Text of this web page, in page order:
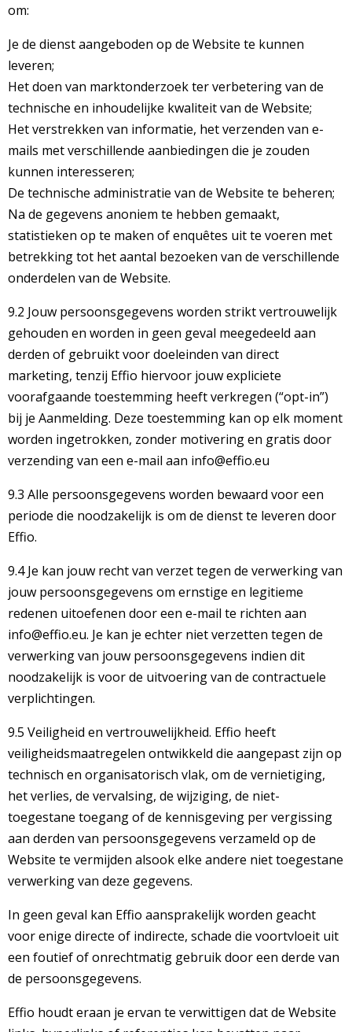
om:
Je de dienst aangeboden op de Website te kunnen
leveren;
Het doen van marktonderzoek ter verbetering van de
technische en inhoudelijke kwaliteit van de Website;
Het verstrekken van informatie, het verzenden van e-
mails met verschillende aanbiedingen die je zouden
kunnen interesseren;
De technische administratie van de Website te beheren;
Na de gegevens anoniem te hebben gemaakt,
statistieken op te maken of enquêtes uit te voeren met
betrekking tot het aantal bezoeken van de verschillende
onderdelen van de Website.
9.2 Jouw persoonsgegevens worden strikt vertrouwelijk
gehouden en worden in geen geval meegedeeld aan
derden of gebruikt voor doeleinden van direct
marketing, tenzij Effio hiervoor jouw expliciete
voorafgaande toestemming heeft verkregen (“opt-in”)
bij je Aanmelding. Deze toestemming kan op elk moment
worden ingetrokken, zonder motivering en gratis door
verzending van een e-mail aan info@effio.eu
9.3 Alle persoonsgegevens worden bewaard voor een
periode die noodzakelijk is om de dienst te leveren door
Effio.
9.4 Je kan jouw recht van verzet tegen de verwerking van
jouw persoonsgegevens om ernstige en legitieme
redenen uitoefenen door een e-mail te richten aan
info@effio.eu. Je kan je echter niet verzetten tegen de
verwerking van jouw persoonsgegevens indien dit
noodzakelijk is voor de uitvoering van de contractuele
verplichtingen.
9.5 Veiligheid en vertrouwelijkheid. Effio heeft
veiligheidsmaatregelen ontwikkeld die aangepast zijn op
technisch en organisatorisch vlak, om de vernietiging,
het verlies, de vervalsing, de wijziging, de niet-
toegestane toegang of de kennisgeving per vergissing
aan derden van persoonsgegevens verzameld op de
Website te vermijden alsook elke andere niet toegestane
verwerking van deze gegevens.
In geen geval kan Effio aansprakelijk worden geacht
voor enige directe of indirecte, schade die voortvloeit uit
een foutief of onrechtmatig gebruik door een derde van
de persoonsgegevens.
Effio houdt eraan je ervan te verwittigen dat de Website